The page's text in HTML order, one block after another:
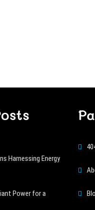
Harnessing Energy
Power for a